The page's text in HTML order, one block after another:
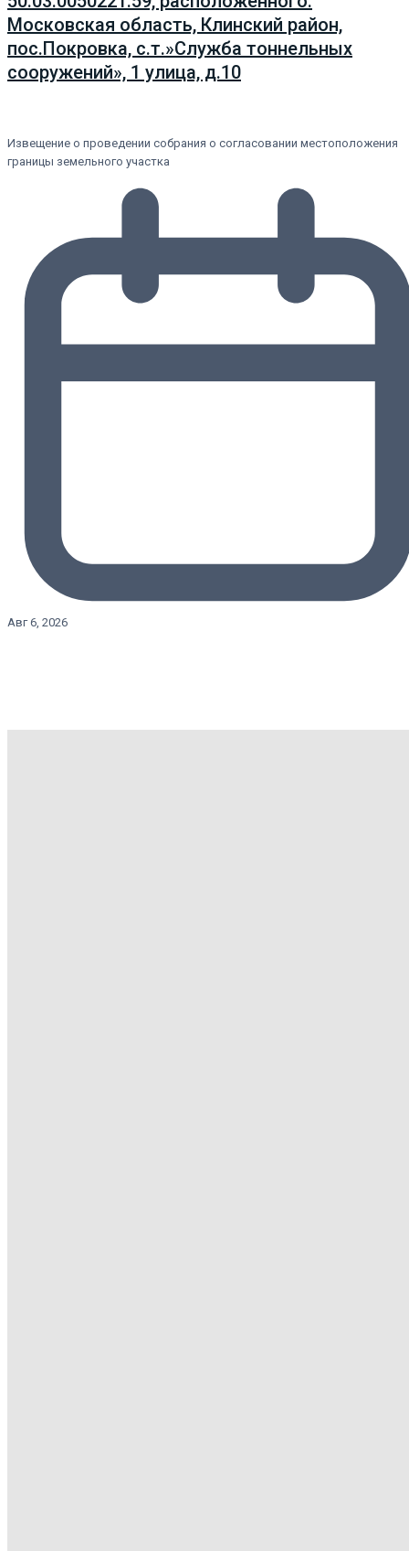
Московская область, Клинский район,
пос.Покровка, с.т.»Служба тоннельных
сооружений», 1 улица, д.10
Извещение о проведении собрания о согласовании местоположения
границы земельного участка
Авг 6, 2026